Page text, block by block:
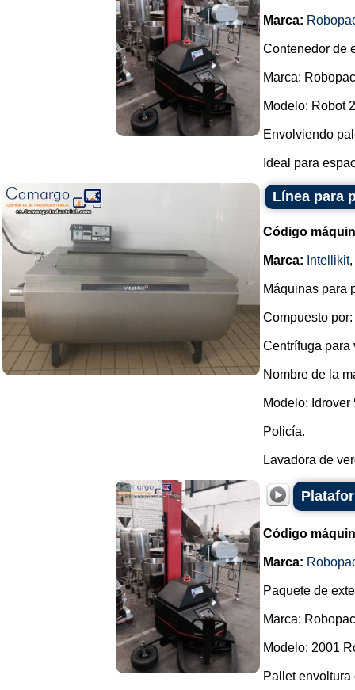
Marca:
Contenedor de
Marca:
Modelo: Robot
Envolviendo
Ideal para
Línea para
Código
Marca: Intellikit,
Máquinas para
Compuesto por:
Centrífuga para
Nombre de la
Modelo: Idrover
Policía.
Lavadora de
Código
Marca:
Paquete de
Marca:
Modelo: 2001
Pallet